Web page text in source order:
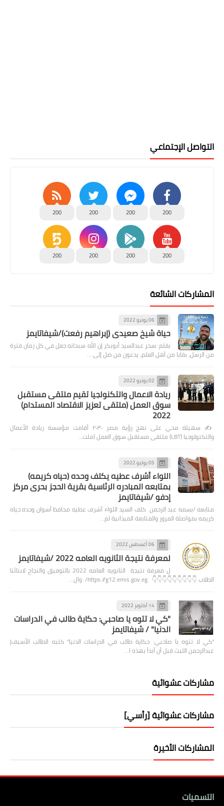
التواصل الإجتماعي
200
200
200
200
200
200
200
200
المشاركات الشائعة
06 يونيو 2022
حياة شيخ صعيدى (إبراهيم رفعت)/شيفاتايمز
بقلم :سحر عبدالسيد أبوبكر إن الله سبحانه جعل في كل زمان فترة
من الرسل، بقايا من أهل العلم، يدعون من ضل إلى …
02 يونيو 2022
ريادة الاعمال والتكنولجيا تقيم ملتقى مستقبل
سوق العمل (ملتقى تعزيز الاقتصاد المستدام)
2022
✍️ سهيلة محي على نهج رؤية مصر ٢٠٣٠ أقامت مؤسسة ريادة الأعمال
والتكنولوجيا (LBT) ملتقى مستقبل سوق العمل (ملت…
05 يوليو 2022
اللواء أشرف عطيه يكلف وحده (حياه كريمه)
بمتابعه المبادره الرئاسية بقرية الحجز بحرى مركز
إدفو /شيفاتايمز
متابعه /بسمه عبد الرحمن كلف السيد اللواء أشرف عطيه محافظ أسوان وحده حياه
كريمه بمواصلة المرور والمتابعة الميدانية لم…
06 أغسطس 2022
لمعرفة نتيجة الثانويه العامه 2022 /شيفاتايمز
ل معرفة نتيجة الثانويه العامه 2022 بالتوفيق والنجاح لابنائنا
الطلاب 👇👇👇👇👇👇👇👇👇 https://g12.emis.gov.eg/ وال…
14 أكتوبر 2022
"كي لا تتوه يا صاحبي: حكاية طالب في الدراسات
الدنيا" / شيفاتايمز
"كي لا تتوه يا صاحبي: حكاية طالب في الدراسات الدنيا" كتبه الطالب الأسيف|
عبدالرحمن الليث قبل أن أبدأ بهذه ا…
مشاركات عشوائية
مشاركات عشوائية [رأسي]
المشاركات الأخيرة
التسميات